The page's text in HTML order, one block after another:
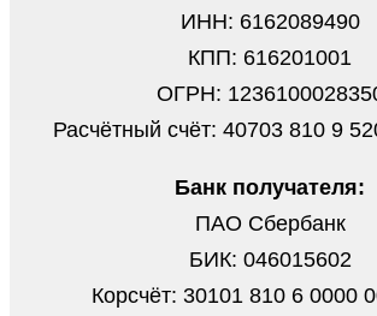
ИНН: 6162089490
КПП: 616201001
ОГРН:
Расчётный счёт: 40703 810 9
Банк получателя:
ПАО Сбербанк
БИК: 046015602
Корсчёт: 30101 810 6 0000